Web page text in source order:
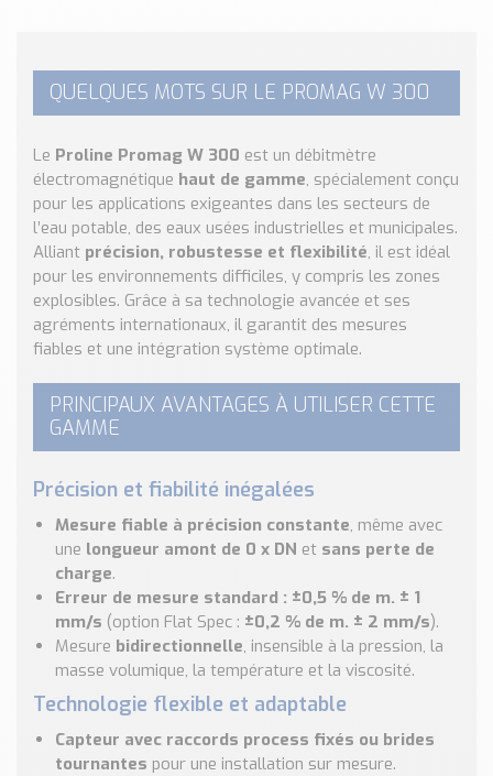
Catalogue des essentiels pour les brasseries et micro-
brasseries
Devis, Tarifs, Renseignements techniques
QUELQUES MOTS SUR LE PROMAG W 300
Le Proline Promag W 300 est un débitmètre
électromagnétique haut de gamme, spécialement conçu
pour les applications exigeantes dans les secteurs de
l’eau potable, des eaux usées industrielles et municipales.
Alliant précision, robustesse et flexibilité, il est idéal
pour les environnements difficiles, y compris les zones
explosibles. Grâce à sa technologie avancée et ses
agréments internationaux, il garantit des mesures
fiables et une intégration système optimale.
PRINCIPAUX AVANTAGES À UTILISER CETTE
GAMME
Précision et fiabilité inégalées
Mesure fiable à précision constante, même avec
une longueur amont de 0 x DN et sans perte de
charge.
Erreur de mesure standard : ±0,5 % de m. ± 1
mm/s (option Flat Spec : ±0,2 % de m. ± 2 mm/s).
Mesure bidirectionnelle, insensible à la pression, la
masse volumique, la température et la viscosité.
Technologie flexible et adaptable
Capteur avec raccords process fixés ou brides
tournantes pour une installation sur mesure.